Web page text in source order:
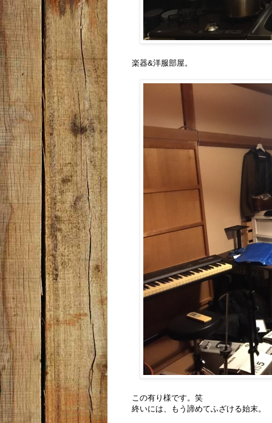
楽器&洋服部屋。
この有り様です。笑
終いには、もう諦めてふざける始末。